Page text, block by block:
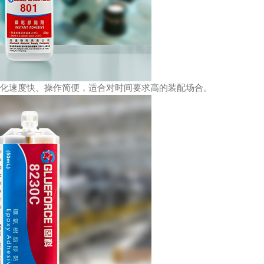
速度快、操作简便，适合对时间要求高的装配场合。